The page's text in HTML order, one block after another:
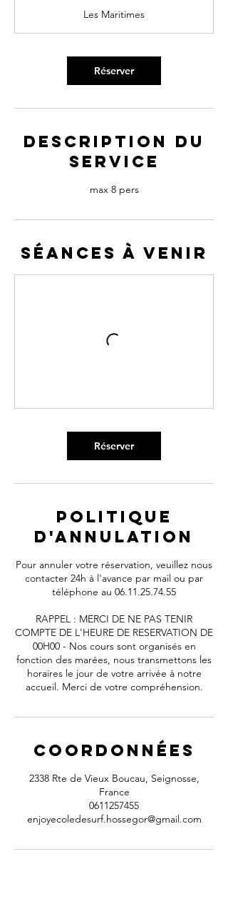
m
i
Les Maritimes
Réserver
Description du
service
max 8 pers
Séances à venir
Réserver
Politique
d'annulation
Pour annuler votre réservation, veuillez nous
contacter 24h à l'avance par mail ou par
téléphone au 06.11.25.74.55
RAPPEL : MERCI DE NE PAS TENIR
COMPTE DE L'HEURE DE RESERVATION DE
00H00 - Nos cours sont organisés en
fonction des marées, nous transmettons les
horaires le jour de votre arrivée à notre
accueil. Merci de votre compréhension.
Coordonnées
2338 Rte de Vieux Boucau, Seignosse,
France
0611257455
enjoyecoledesurf.hossegor@gmail.com